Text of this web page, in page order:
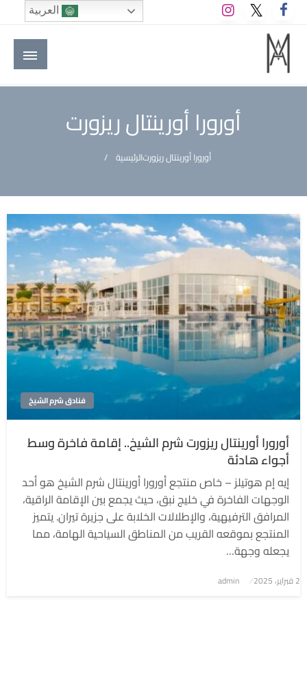
التخطي
إلى
المحتوى
M A hotels | إم ايه هوتيلز
الموقع الأول للعاملين في الفنادق في العالم العربي
أورورا أورينتال ريزورت
الرئيسيةأورورا أورينتال ريزورت
فنادق شرم الشيخ
أورورا أورينتال ريزورت شرم الشيخ.. إقامة فاخرة وسط
أجواء هادئة
إيه إم هوتيلز – خاص منتجع أورورا أورينتال شرم الشيخ هو أحد
الوجهات الفاخرة في خليج نبق، حيث يجمع بين الإقامة الراقية،
المرافق الترفيهية، والإطلالات الخلابة على جزيرة تيران. يتميز
المنتجع بموقعه القريب من المناطق السياحية الهامة، مما
يجعله وجهة…
نُشر
2 فبراير، 2025 admin
العربية